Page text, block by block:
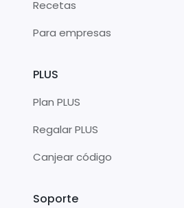
Recetas
Para empresas
PLUS
Plan PLUS
Regalar PLUS
Canjear código
Soporte